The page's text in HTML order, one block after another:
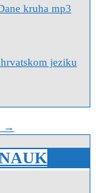
kruha mp3
jeziku
→